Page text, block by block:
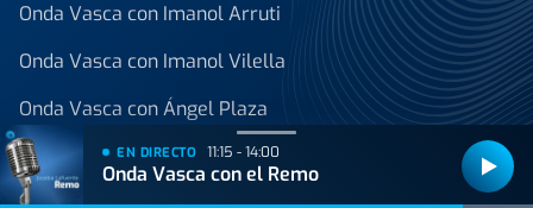
Onda Vasca con Imanol Arruti
Onda Vasca con Imanol Vilella
Onda Vasca con Ángel Plaza
Ver todos los programas
EN DIRECTO 11:15 - 14:00
Onda Vasca con el Remo